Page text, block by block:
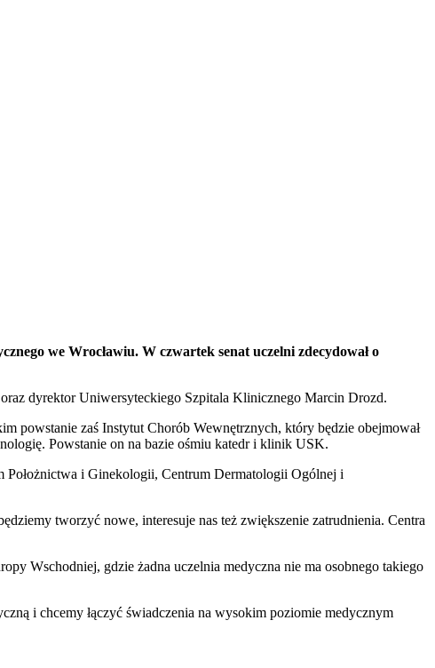
we Wrocławiu. W czwartek senat uczelni zdecydował o
dyrektor Uniwersyteckiego Szpitala Klinicznego Marcin Drozd.
powstanie zaś Instytut Chorób Wewnętrznych, który będzie obejmował
Powstanie on na bazie ośmiu katedr i klinik USK.
i Ginekologii, Centrum Dermatologii Ogólnej i
tworzyć nowe, interesuje nas też zwiększenie zatrudnienia. Centra
Wschodniej, gdzie żadna uczelnia medyczna nie ma osobnego takiego
i chcemy łączyć świadczenia na wysokim poziomie medycznym